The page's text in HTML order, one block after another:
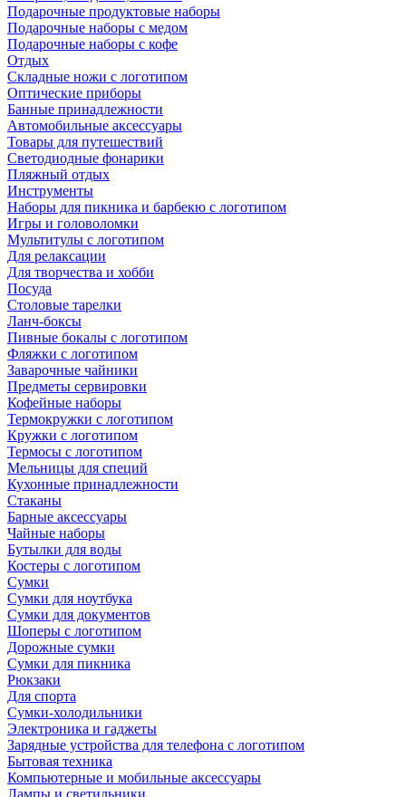
Подарочные продуктовые наборы
Подарочные наборы с медом
Подарочные наборы с кофе
Отдых
Складные ножи с логотипом
Оптические приборы
Банные принадлежности
Автомобильные аксессуары
Товары для путешествий
Светодиодные фонарики
Пляжный отдых
Инструменты
Наборы для пикника и барбекю с логотипом
Игры и головоломки
Мультитулы с логотипом
Для релаксации
Для творчества и хобби
Посуда
Столовые тарелки
Ланч-боксы
Пивные бокалы с логотипом
Фляжки с логотипом
Заварочные чайники
Предметы сервировки
Кофейные наборы
Термокружки с логотипом
Кружки с логотипом
Термосы с логотипом
Мельницы для специй
Кухонные принадлежности
Стаканы
Барные аксессуары
Чайные наборы
Бутылки для воды
Костеры с логотипом
Сумки
Сумки для ноутбука
Сумки для документов
Шоперы с логотипом
Дорожные сумки
Сумки для пикника
Рюкзаки
Для спорта
Сумки-холодильники
Электроника и гаджеты
Зарядные устройства для телефона с логотипом
Бытовая техника
Компьютерные и мобильные аксессуары
Лампы и светильники